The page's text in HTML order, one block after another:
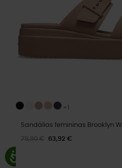
+1
Sandálias femininas Brooklyn W
79,90 € 63,92 €